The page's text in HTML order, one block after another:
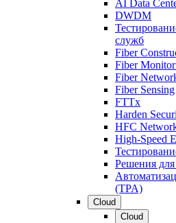
AI Data
DWDM
служб
Fiber
Fiber
Fiber
Fiber Sensing
FTTx
Harden
HFC
High-Speed
Решения
(TPA)
Cloud
Cloud